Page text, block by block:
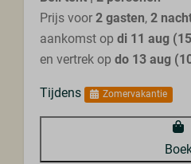
Prijs voor 2 gasten, 2
aankomst op di 11 aug
en vertrek op do 13 aug
Tijdens Zomervakantie